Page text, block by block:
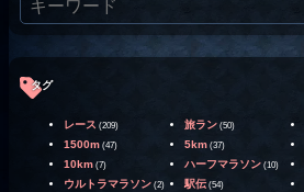
タグ
レース (209) 旅ラン (50)
1500m (47) 5km (37)
10km (7) ハーフマラソン (10)
ウルトラマラソン (2) 駅伝 (54)